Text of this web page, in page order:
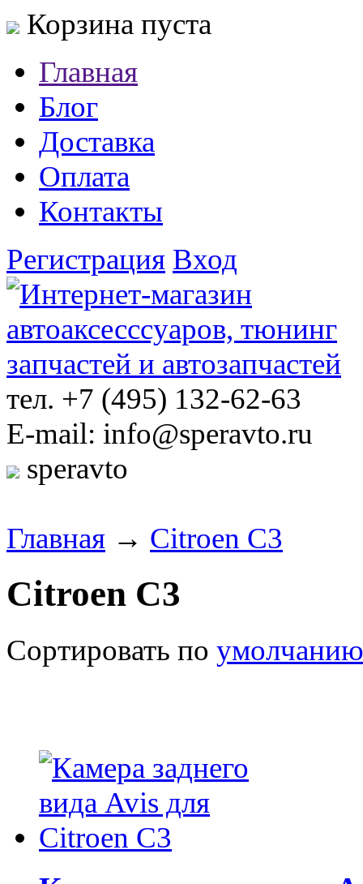
Корзина пуста
Главная
Блог
Доставка
Оплата
Контакты
Регистрация Вход
тел. +7 (495) 132-62-63
E-mail: info@speravto.ru
speravto
Главная → Citroen C3
Citroen C3
Сортировать по умолчанию